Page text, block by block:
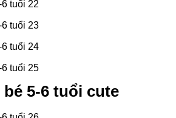
5-6 tuổi cute